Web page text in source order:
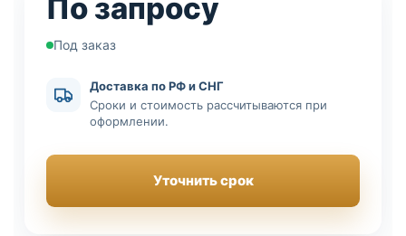
По запросу
Под заказ
Доставка по РФ и СНГ
Сроки и стоимость рассчитываются при
оформлении.
Уточнить срок